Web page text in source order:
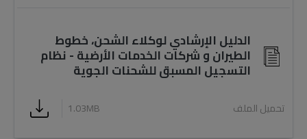
الدليل الإرشادي لوكلاء الشحن، خطوط
الطيران و شركات الخدمات الأرضية - نظام
التسجيل المسبق للشحنات الجوية
تحميل الملف 1.03MB